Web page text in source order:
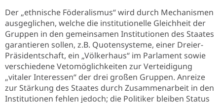
Der „ethnische Föderalismus“ wird durch Mechanismen
ausgeglichen, welche die institutionelle Gleichheit der
Gruppen in den gemeinsamen Institutionen des Staates
garantieren sollen, z.B. Quotensysteme, einer Dreier-
Präsidentschaft, ein „Völkerhaus“ im Parlament sowie
verschiedene Vetomöglichkeiten zur Verteidigung
„vitaler Interessen“ der drei großen Gruppen. Anreize
zur Stärkung des Staates durch Zusammenarbeit in den
Institutionen fehlen jedoch; die Politiker bleiben Status